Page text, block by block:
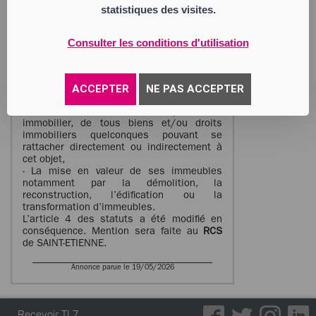
statistiques des visites.
Consulter les conditions d'utilisation
ACCEPTER NE PAS ACCEPTER
d’un portefeuille de valeurs mobilières ;
 La prestation de services administratifs,
commerciaux ;
Nouvel objet :– L’acquisition, la
construction, la propriété, la gestion,
immobilier, de tous biens et/ou droits
immobiliers quelconques pouvant se
rattacher directement ou indirectement à
cet objet,
- La mise en valeur de ses immeubles
notamment par la démolition, la
reconstruction, l’édification ou la
transformation d’immeubles.
L’article 4 des statuts a été modifié en
conséquence. Mention sera faite au RCS
de SAINT-ETIENNE.
Annonce parue le 19/05/2026